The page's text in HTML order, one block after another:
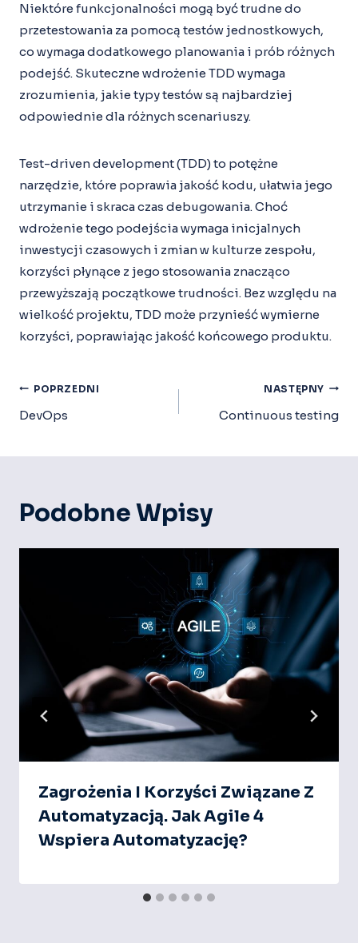
Niektóre funkcjonalności mogą być trudne do
przetestowania za pomocą testów jednostkowych,
co wymaga dodatkowego planowania i prób różnych
podejść. Skuteczne wdrożenie TDD wymaga
zrozumienia, jakie typy testów są najbardziej
odpowiednie dla różnych scenariuszy.
Test-driven development (TDD) to potężne
narzędzie, które poprawia jakość kodu, ułatwia jego
utrzymanie i skraca czas debugowania. Choć
wdrożenie tego podejścia wymaga inicjalnych
inwestycji czasowych i zmian w kulturze zespołu,
korzyści płynące z jego stosowania znacząco
przewyższają początkowe trudności. Bez względu na
wielkość projektu, TDD może przynieść wymierne
korzyści, poprawiając jakość końcowego produktu.
Nawigacja
Wpisu
POPRZEDNI
DevOps
NASTĘPNY
Continuous testing
Podobne Wpisy
Zagrożenia I Korzyści Związane Z
Automatyzacją. Jak Agile 4
Wspiera Automatyzację?